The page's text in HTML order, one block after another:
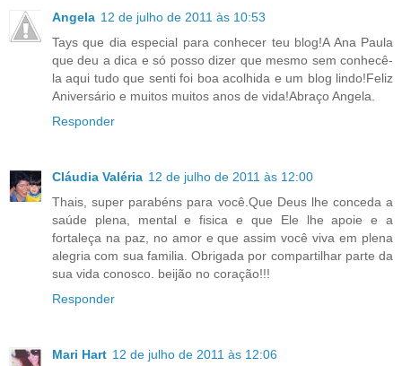
Angela 12 de julho de 2011 às 10:53
Tays que dia especial para conhecer teu blog!A Ana Paula
que deu a dica e só posso dizer que mesmo sem conhecê-
la aqui tudo que senti foi boa acolhida e um blog lindo!Feliz
Aniversário e muitos muitos anos de vida!Abraço Angela.
Responder
Cláudia Valéria 12 de julho de 2011 às 12:00
Thais, super parabéns para você.Que Deus lhe conceda a
saúde plena, mental e fisica e que Ele lhe apoie e a
fortaleça na paz, no amor e que assim você viva em plena
alegria com sua familia. Obrigada por compartilhar parte da
sua vida conosco. beijão no coração!!!
Responder
Mari Hart 12 de julho de 2011 às 12:06